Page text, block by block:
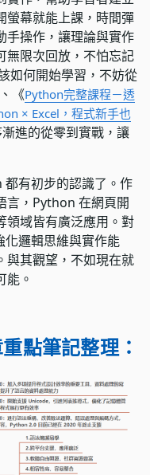
螢幕就能上課，時間彈
手操作，讓理論與實作
無限次回放，不怕忘記
如何開始學習，不妨從
《Python完整課程－透
× Excel，程式新手也
進的從零到實戰，讓
有初步的認識了。作
言，Python 在網頁開
領域皆有廣泛應用。對
邏輯思維與實作能
與其觀望，不如現在就
能。
點筆記整理：